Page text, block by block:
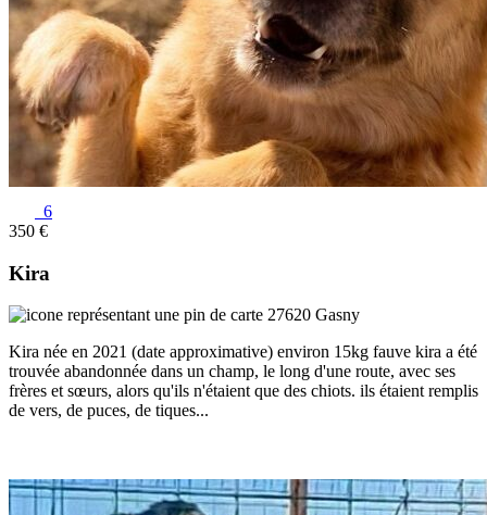
6
350 €
Kira
27620 Gasny
Kira née en 2021 (date approximative) environ 15kg fauve kira a été
trouvée abandonnée dans un champ, le long d'une route, avec ses
frères et sœurs, alors qu'ils n'étaient que des chiots. ils étaient remplis
de vers, de puces, de tiques...